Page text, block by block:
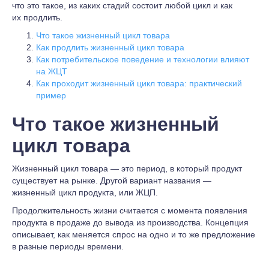
что это такое, из каких стадий состоит любой цикл и как
их продлить.
Что такое жизненный цикл товара
Как продлить жизненный цикл товара
Как потребительское поведение и технологии влияют
на ЖЦТ
Как проходит жизненный цикл товара: практический
пример
Что такое жизненный
цикл товара
Жизненный цикл товара — это период, в который продукт
существует на рынке. Другой вариант названия —
жизненный цикл продукта, или ЖЦП.
Продолжительность жизни считается с момента появления
продукта в продаже до вывода из производства. Концепция
описывает, как меняется спрос на одно и то же предложение
в разные периоды времени.